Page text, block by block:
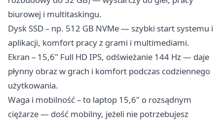
biurowej i multitaskingu.
Dysk SSD – np. 512 GB NVMe — szybki start systemu i
aplikacji, komfort pracy z grami i multimediami.
Ekran – 15,6" Full HD IPS, odświeżanie 144 Hz — daje
płynny obraz w grach i komfort podczas codziennego
użytkowania.
Waga i mobilność – to laptop 15,6" o rozsądnym
ciężarze — dość mobilny, jeżeli nie potrzebujesz